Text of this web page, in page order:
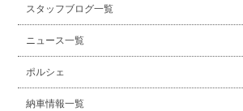
スタッフブログ一覧
ニュース一覧
ポルシェ
納車情報一覧